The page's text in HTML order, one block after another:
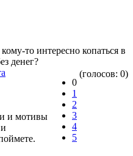
то интересно копаться в
денег?
0
1
2
3
4
5
(голосов: 0)
и мотивы